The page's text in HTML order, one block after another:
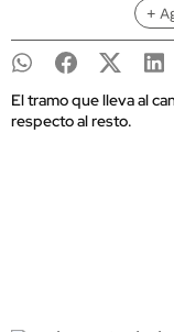
+
El tramo que lleva al
respecto al resto.